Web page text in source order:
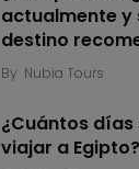
actualmente y
destino
By Nubia Tours
¿Cuántos
viajar a